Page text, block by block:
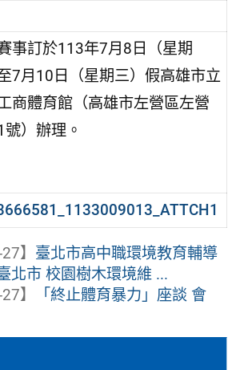
事訂於113年7月8日（星期
7月10日（星期三）假高雄市立
商體育館（高雄市左營區左營
號）辦理。
】 臺北市高中職環境教育輔導
北市 校園樹木環境維 ...
】
「終止體育暴力」座談 會